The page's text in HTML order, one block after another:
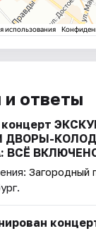
ответы
концерт
ДВОРЫ-
ВСЁ
Загородный